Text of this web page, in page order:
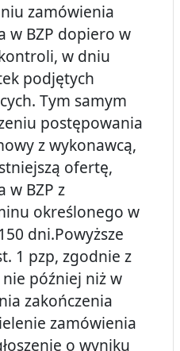
zamówienia
w BZP dopiero w
w dniu
podjętych
Tym samym
postępowania
z wykonawcą,
ofertę,
w BZP z
określonego w
dni.Powyższe
1 pzp, zgodnie z
później niż w
zakończenia
zamówienia
o wyniku